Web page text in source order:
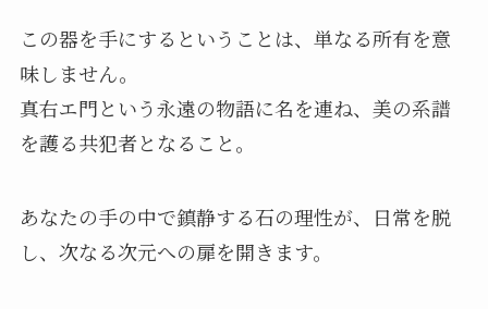
この器を手にするということは、単なる所有を意
味しません。
真右エ門という永遠の物語に名を連ね、美の系譜
を護る共犯者となること。
あなたの手の中で鎮静する石の理性が、日常を脱
し、次なる次元への扉を開きます。